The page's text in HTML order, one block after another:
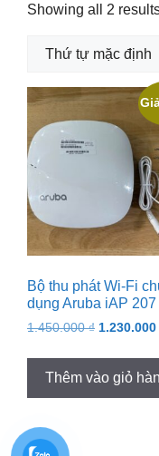
Showing all 2
Bộ thu phát Wi-Fi
dụng Aruba iAP 207
1.450.000₫ Original
1.450.000
1.230.000
Thêm vào giỏ